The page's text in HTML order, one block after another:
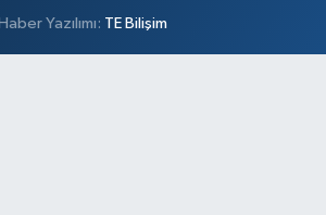
Haber Yazılımı: TE Bilişim